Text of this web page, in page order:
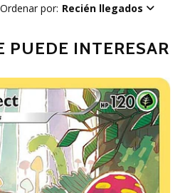
Ordenar por: Recién llegados
PUEDE INTERESAR